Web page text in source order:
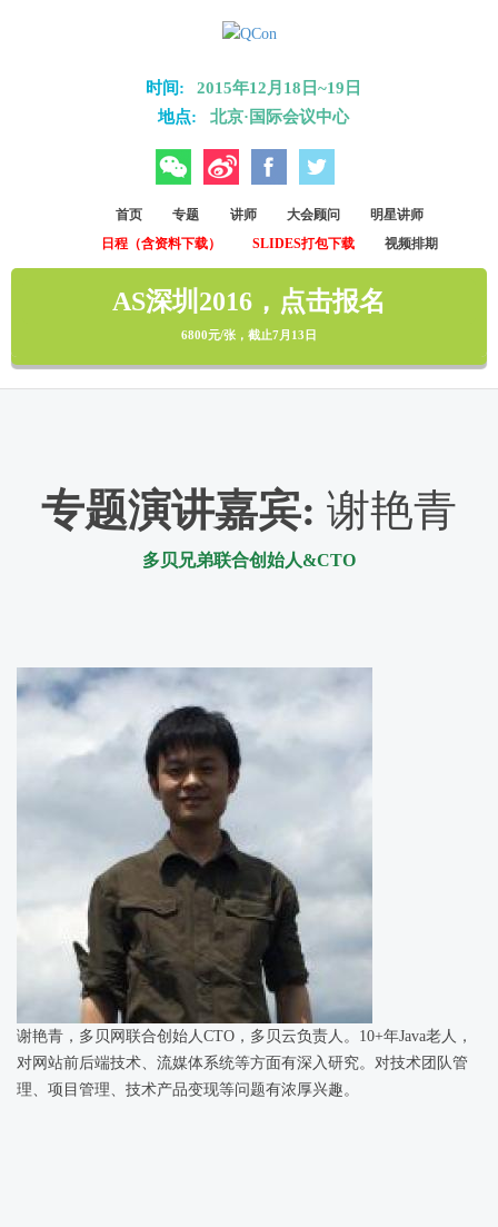
时间:
2015年12月18日~19日
地点:
北京·国际会议中心
微信 微博 Facebook
首页 专题 讲师 大会顾问
明星讲师
日程（含资料下载）
SLIDES打包下载 视频排期
AS深圳2016，点击报名
6800元/张，截止7月13日
专题演讲嘉宾: 谢艳青
多贝兄弟联合创始人&CTO
谢艳青，多贝网联合创始人CTO，多贝云负责人。10+年Java老人，
对网站前后端技术、流媒体系统等方面有深入研究。对技术团队管
理、项目管理、技术产品变现等问题有浓厚兴趣。